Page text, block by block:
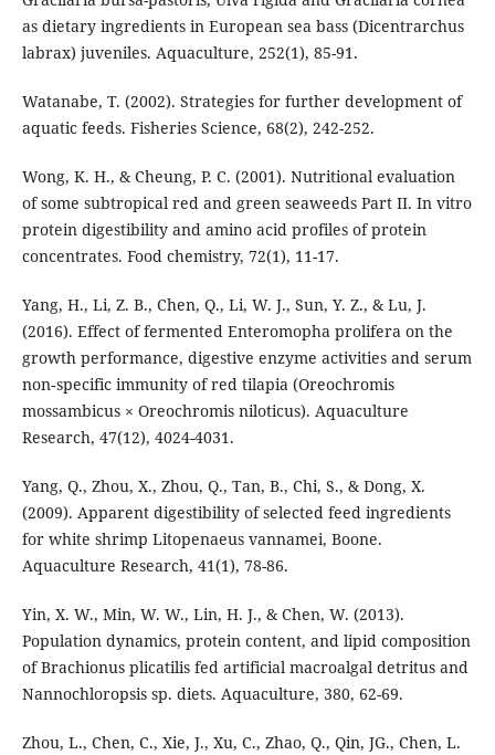
as dietary ingredients in European sea bass (Dicentrarchus
labrax) juveniles. Aquaculture, 252(1), 85-91.
Watanabe, T. (2002). Strategies for further development of
aquatic feeds. Fisheries Science, 68(2), 242-252.
Wong, K. H., & Cheung, P. C. (2001). Nutritional evaluation
of some subtropical red and green seaweeds Part II. In vitro
protein digestibility and amino acid profiles of protein
concentrates. Food chemistry, 72(1), 11-17.
Yang, H., Li, Z. B., Chen, Q., Li, W. J., Sun, Y. Z., & Lu, J.
(2016). Effect of fermented Enteromopha prolifera on the
growth performance, digestive enzyme activities and serum
non‐specific immunity of red tilapia (Oreochromis
mossambicus × Oreochromis niloticus). Aquaculture
Research, 47(12), 4024-4031.
Yang, Q., Zhou, X., Zhou, Q., Tan, B., Chi, S., & Dong, X.
(2009). Apparent digestibility of selected feed ingredients
for white shrimp Litopenaeus vannamei, Boone.
Aquaculture Research, 41(1), 78-86.
Yin, X. W., Min, W. W., Lin, H. J., & Chen, W. (2013).
Population dynamics, protein content, and lipid composition
of Brachionus plicatilis fed artificial macroalgal detritus and
Nannochloropsis sp. diets. Aquaculture, 380, 62-69.
Zhou, L., Chen, C., Xie, J., Xu, C., Zhao, Q., Qin, JG., Chen, L.